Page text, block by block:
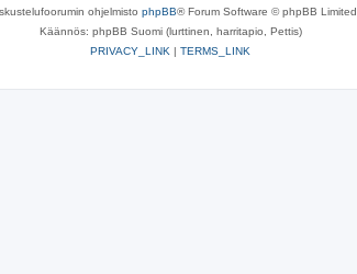
ohjelmisto phpBB® Forum Software © phpBB Limited
Käännös: phpBB Suomi (lurttinen, harritapio, Pettis)
PRIVACY_LINK | TERMS_LINK